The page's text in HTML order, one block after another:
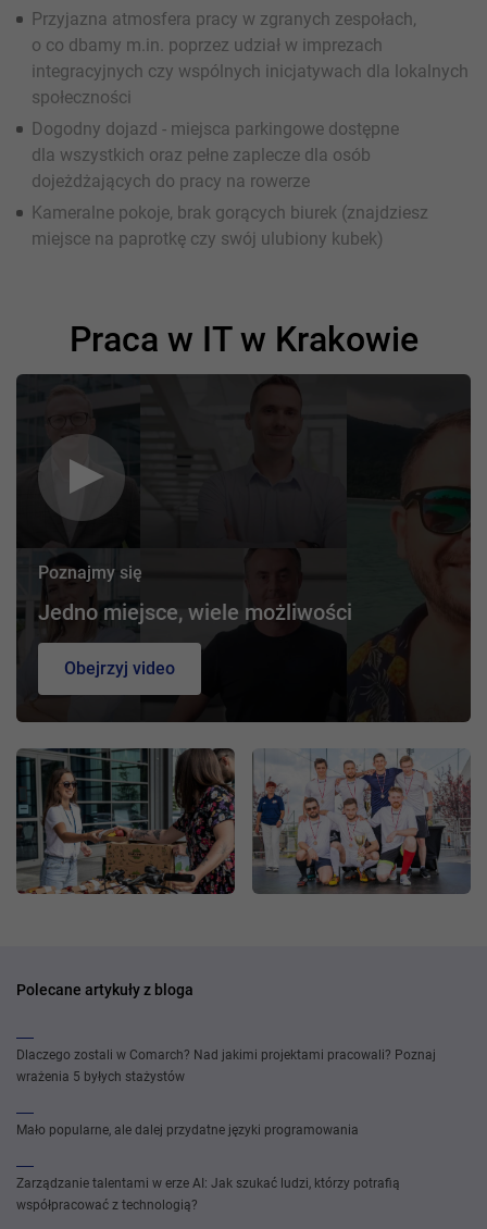
Przyjazna atmosfera pracy w zgranych zespołach,
o co dbamy m.in. poprzez udział w imprezach
integracyjnych czy wspólnych inicjatywach dla lokalnych
społeczności
Dogodny dojazd - miejsca parkingowe dostępne
dla wszystkich oraz pełne zaplecze dla osób
dojeżdżających do pracy na rowerze
Kameralne pokoje, brak gorących biurek (znajdziesz
miejsce na paprotkę czy swój ulubiony kubek)
Praca w IT w Krakowie
Poznajmy się
Jedno miejsce, wiele możliwości
Obejrzyj video
Polecane artykuły z bloga
Dlaczego zostali w Comarch? Nad jakimi projektami pracowali? Poznaj
wrażenia 5 byłych stażystów
Mało popularne, ale dalej przydatne języki programowania
Zarządzanie talentami w erze AI: Jak szukać ludzi, którzy potrafią
współpracować z technologią?